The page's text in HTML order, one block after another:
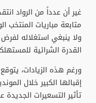
غير أن عدداً من الرواد
متابعة مباريات
ولا ينبغي استغلاله
القدرة الشرائية
ورغم هذه الزيادات،
إقبالها الكبير خلال
تأثير التسعيرات